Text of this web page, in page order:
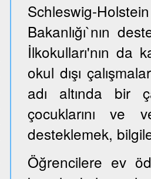
Schleswig-
Bakanlığı`nın
İlkokulları'nın da
okul dışı
adı altında bir
çocuklarını ve
desteklemek,
Öğrencilere ev